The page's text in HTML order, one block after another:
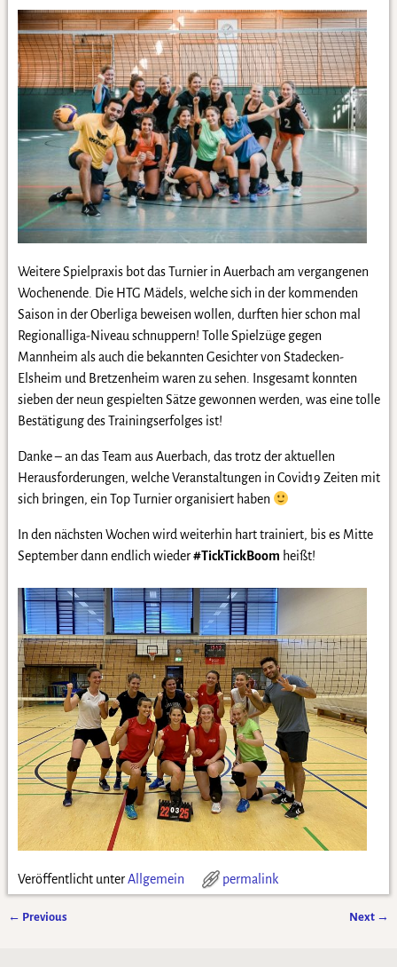
Weitere Spielpraxis bot das Turnier in Auerbach am vergangenen
Wochenende. Die HTG Mädels, welche sich in der kommenden
Saison in der Oberliga beweisen wollen, durften hier schon mal
Regionalliga-Niveau schnuppern! Tolle Spielzüge gegen
Mannheim als auch die bekannten Gesichter von Stadecken-
Elsheim und Bretzenheim waren zu sehen. Insgesamt konnten
sieben der neun gespielten Sätze gewonnen werden, was eine tolle
Bestätigung des Trainingserfolges ist!
Danke – an das Team aus Auerbach, das trotz der aktuellen
Herausforderungen, welche Veranstaltungen in Covid19 Zeiten mit
sich bringen, ein Top Turnier organisiert haben
In den nächsten Wochen wird weiterhin hart trainiert, bis es Mitte
September dann endlich wieder#TickTickBoom heißt!
Veröffentlicht unter Allgemein permalink
← Previous Next →